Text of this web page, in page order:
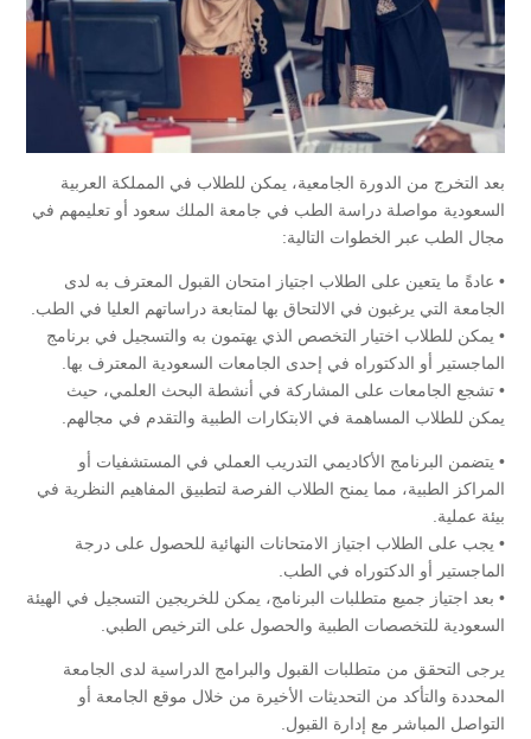
بعد التخرج من الدورة الجامعية، يمكن للطلاب في المملكة العربية
السعودية مواصلة دراسة الطب في جامعة الملك سعود أو تعليمهم في
مجال الطب عبر الخطوات التالية:
• عادةً ما يتعين على الطلاب اجتياز امتحان القبول المعترف به لدى
الجامعة التي يرغبون في الالتحاق بها لمتابعة دراساتهم العليا في الطب.
• يمكن للطلاب اختيار التخصص الذي يهتمون به والتسجيل في برنامج
الماجستير أو الدكتوراه في إحدى الجامعات السعودية المعترف بها.
• تشجع الجامعات على المشاركة في أنشطة البحث العلمي، حيث
يمكن للطلاب المساهمة في الابتكارات الطبية والتقدم في مجالهم.
• يتضمن البرنامج الأكاديمي التدريب العملي في المستشفيات أو
المراكز الطبية، مما يمنح الطلاب الفرصة لتطبيق المفاهيم النظرية في
بيئة عملية.
• يجب على الطلاب اجتياز الامتحانات النهائية للحصول على درجة
الماجستير أو الدكتوراه في الطب.
• بعد اجتياز جميع متطلبات البرنامج، يمكن للخريجين التسجيل في الهيئة
السعودية للتخصصات الطبية والحصول على الترخيص الطبي.
يرجى التحقق من متطلبات القبول والبرامج الدراسية لدى الجامعة
المحددة والتأكد من التحديثات الأخيرة من خلال موقع الجامعة أو
التواصل المباشر مع إدارة القبول.